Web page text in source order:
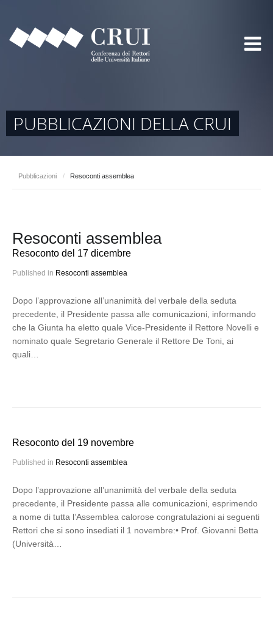
PUBBLICAZIONI DELLA CRUI
Pubblicazioni / Resoconti assemblea
Resoconti assemblea
Resoconto del 17 dicembre
Published in Resoconti assemblea
Dopo l’approvazione all’unanimità del verbale della seduta
precedente, il Presidente passa alle comunicazioni, informando
che la Giunta ha eletto quale Vice-Presidente il Rettore Novelli e
nominato quale Segretario Generale il Rettore De Toni, ai
quali…
Resoconto del 19 novembre
Published in Resoconti assemblea
Dopo l’approvazione all’unanimità del verbale della seduta
precedente, il Presidente passa alle comunicazioni, esprimendo
a nome di tutta l’Assemblea calorose congratulazioni ai seguenti
Rettori che si sono insediati il 1 novembre:• Prof. Giovanni Betta
(Università…